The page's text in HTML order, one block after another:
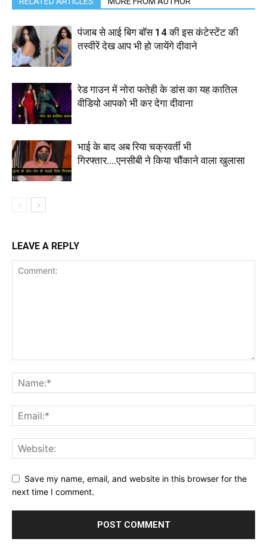
पंजाब से आई बिग बॉस 14 की इस कंटेस्टेंट की
तस्वीरें देख आप भी हो जायेंगे दीवाने
रेड गाउन में नोरा फतेही के डांस का यह कातिल
वीडियो आपको भी कर देगा दीवाना
भाई के बाद अब रिया चक्रवर्ती भी
गिरफ्तार….एनसीबी ने किया चौंकाने वाला खुलासा
LEAVE A REPLY
Save my name, email, and website in this browser for the
next time I comment.